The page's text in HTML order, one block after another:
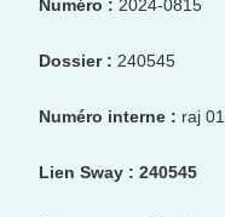
Numéro : 2024-0815
Dossier : 240545
Numéro interne : raj
Lien Sway :240545